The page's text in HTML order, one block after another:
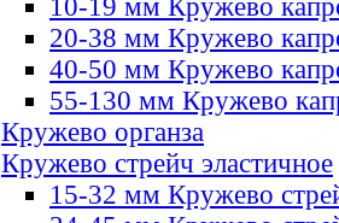
10-19 мм Кружево
20-38 мм Кружево
40-50 мм Кружево
55-130 мм Кружево
Кружево органза
Кружево стрейч эластичное
15-32 мм Кружево